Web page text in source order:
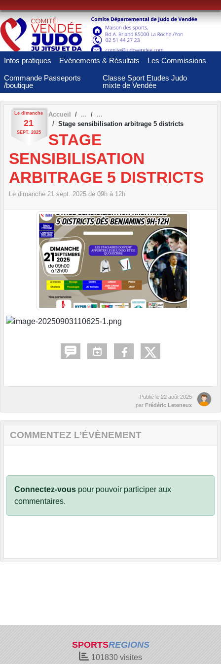
Infos pratiques Evénements & Résultats Les Commissions
Commande Passeports
/boutique
Classe Sport Etudes Judo
mixte de Vendée
Le dimanche
21
SEPT. 2025
Accueil
Stage sensibilisation arbitrage 5 districts
STAGE
SENSIBILISATION
ARBITRAGE 5 DISTRICTS
Le dimanche 21 sept. 2025 de 09h à 12h
Publié le 22 août 2025
par Frédéric Leteneux
COMMENTEZ L’ÉVÈNEMENT
Connectez-vous pour pouvoir participer aux
commentaires.
SPORTSREGIONS
101830 visites